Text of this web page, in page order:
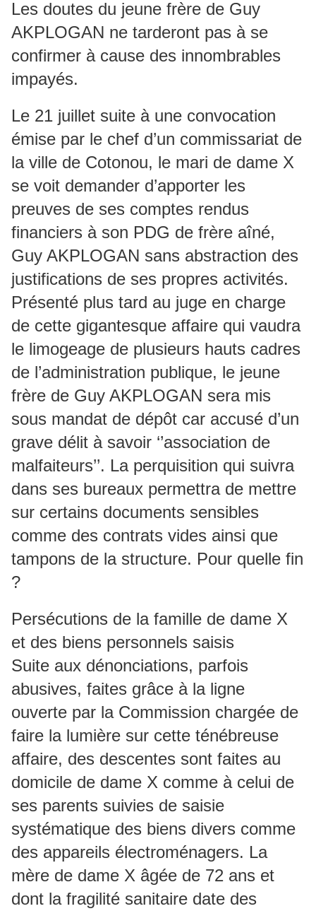
Les doutes du jeune frère de Guy
AKPLOGAN ne tarderont pas à se
confirmer à cause des innombrables
impayés.
Le 21 juillet suite à une convocation
émise par le chef d’un commissariat de
la ville de Cotonou, le mari de dame X
se voit demander d’apporter les
preuves de ses comptes rendus
financiers à son PDG de frère aîné,
Guy AKPLOGAN sans abstraction des
justifications de ses propres activités.
Présenté plus tard au juge en charge
de cette gigantesque affaire qui vaudra
le limogeage de plusieurs hauts cadres
de l’administration publique, le jeune
frère de Guy AKPLOGAN sera mis
sous mandat de dépôt car accusé d’un
grave délit à savoir ‘’association de
malfaiteurs’’. La perquisition qui suivra
dans ses bureaux permettra de mettre
sur certains documents sensibles
comme des contrats vides ainsi que
tampons de la structure. Pour quelle fin
?
Persécutions de la famille de dame X
et des biens personnels saisis
Suite aux dénonciations, parfois
abusives, faites grâce à la ligne
ouverte par la Commission chargée de
faire la lumière sur cette ténébreuse
affaire, des descentes sont faites au
domicile de dame X comme à celui de
ses parents suivies de saisie
systématique des biens divers comme
des appareils électroménagers. La
mère de dame X âgée de 72 ans et
dont la fragilité sanitaire date des